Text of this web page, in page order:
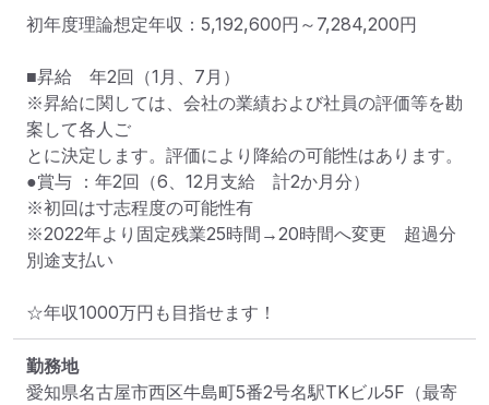
初年度理論想定年収：5,192,600円～7,284,200円
■昇給　年2回（1月、7月）
※昇給に関しては、会社の業績および社員の評価等を勘
案して各人ご
とに決定します。評価により降給の可能性はあります。
●賞与 ：年2回（6、12月支給　計2か月分）
※初回は寸志程度の可能性有
※2022年より固定残業25時間→20時間へ変更　超過分
別途支払い
☆年収1000万円も目指せます！
勤務地
愛知県名古屋市西区牛島町5番2号名駅TKビル5F （最寄